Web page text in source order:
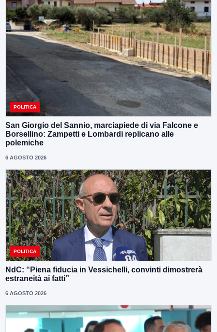
POLITICA
San Giorgio del Sannio, marciapiede di via Falcone e
Borsellino: Zampetti e Lombardi replicano alle
polemiche
6 AGOSTO 2026
POLITICA
NdC: “Piena fiducia in Vessichelli, convinti dimostrerà
estraneità ai fatti”
6 AGOSTO 2026